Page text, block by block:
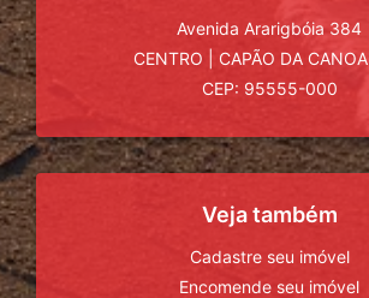
Avenida Ararigbóia 384
CENTRO
CAPÃO DA CANOA
CEP: 95555-000
Veja também
Cadastre seu imóvel
Encomende seu imóvel